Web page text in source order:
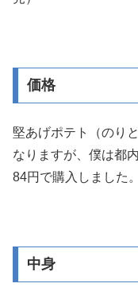
価格
堅あげポテト（のり
なりますが、僕は都
84円で購入しました。
中身